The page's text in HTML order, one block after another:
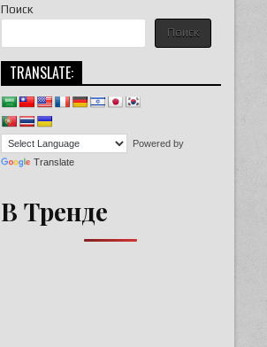
Поиск
Поиск
TRANSLATE:
Powered by
Translate
В Тренде